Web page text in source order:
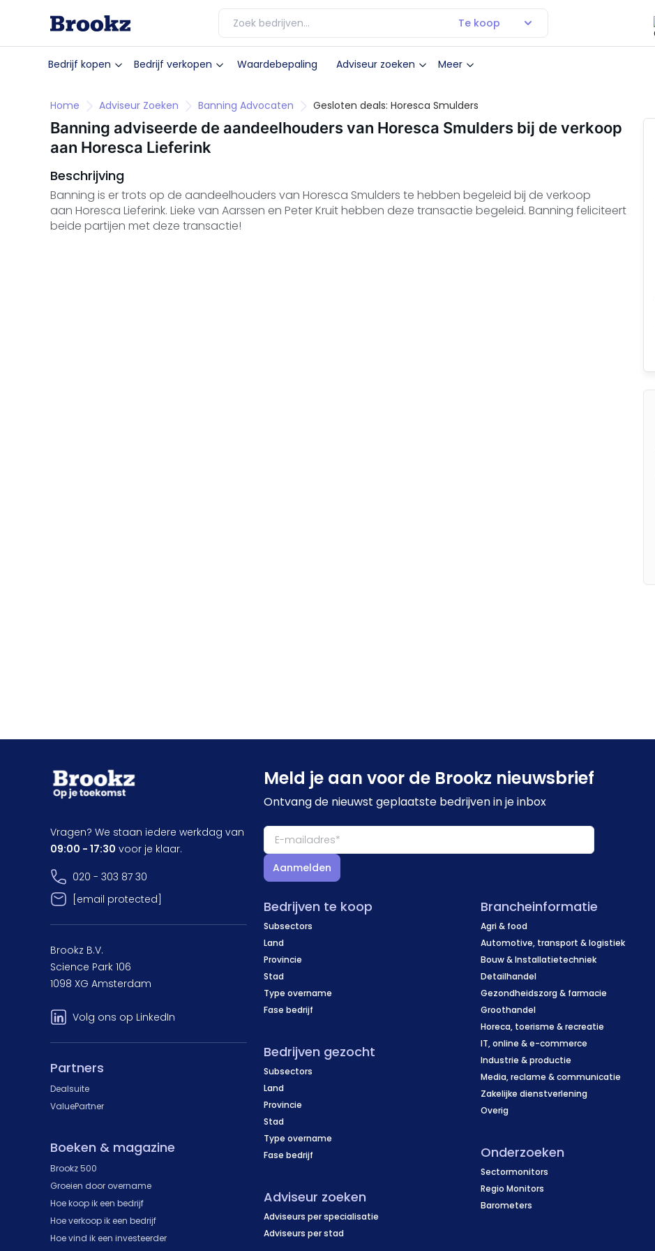
Te koop
Bedrijf kopen Bedrijf verkopen Waardebepaling Adviseur zoeken Meer
Home Adviseur Zoeken Banning Advocaten Gesloten deals: Horesca Smulders
Banning adviseerde de aandeelhouders van Horesca Smulders bij de verkoop
aan Horesca Lieferink
Beschrijving
Banning is er trots op de aandeelhouders van Horesca Smulders te hebben begeleid bij de verkoop
aan Horesca Lieferink. Lieke van Aarssen en Peter Kruit hebben deze transactie begeleid. Banning feliciteert
beide partijen met deze transactie!
Meld je aan voor de Brookz nieuwsbrief
Ontvang de nieuwst geplaatste bedrijven in je inbox
Aanmelden
Bedrijven te koop
Subsectors
Land
Provincie
Stad
Type overname
Fase bedrijf
Bedrijven gezocht
Subsectors
Land
Provincie
Stad
Type overname
Fase bedrijf
Adviseur zoeken
Adviseurs per specialisatie
Adviseurs per stad
Brancheinformatie
Agri & food
Automotive, transport & logistiek
Bouw & Installatietechniek
Detailhandel
Gezondheidszorg & farmacie
Groothandel
Horeca, toerisme & recreatie
IT, online & e-commerce
Industrie & productie
Media, reclame & communicatie
Zakelijke dienstverlening
Overig
Onderzoeken
Sectormonitors
Regio Monitors
Barometers
Vragen? We staan iedere werkdag van
09:00 - 17:30 voor je klaar.
020 - 303 87 30
[email protected]
Brookz B.V.
Science Park 106
1098 XG Amsterdam
Volg ons op LinkedIn
Partners
Dealsuite
ValuePartner
Boeken & magazine
Brookz 500
Groeien door overname
Hoe koop ik een bedrijf
Hoe verkoop ik een bedrijf
Hoe vind ik een investeerder